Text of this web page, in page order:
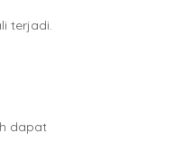
terjadi.
dapat